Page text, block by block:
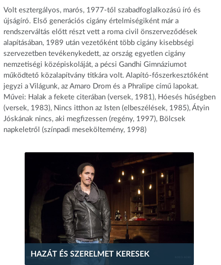
Volt esztergályos, marós, 1977-től szabadfoglalkozású író és
újságíró. Első generációs cigány értelmiségiként már a
rendszerváltás előtt részt vett a roma civil önszerveződések
alapításában, 1989 után vezetőként több cigány kisebbségi
szervezetben tevékenykedett, az ország egyetlen cigány
nemzetiségi középiskoláját, a pécsi Gandhi Gimnáziumot
működtető közalapítvány titkára volt. Alapító-főszerkesztőként
jegyzi a Világunk, az Amaro Drom és a Phralipe című lapokat.
Művei: Halak a fekete citerában (versek, 1981), Hóesés hűségben
(versek, 1983), Nincs itthon az Isten (elbeszélések, 1985), Átyin
Jóskának nincs, aki megfizessen (regény, 1997), Bölcsek
napkeletről (színpadi meseköltemény, 1998)
HAZÁT ÉS SZERELMET KERESEK